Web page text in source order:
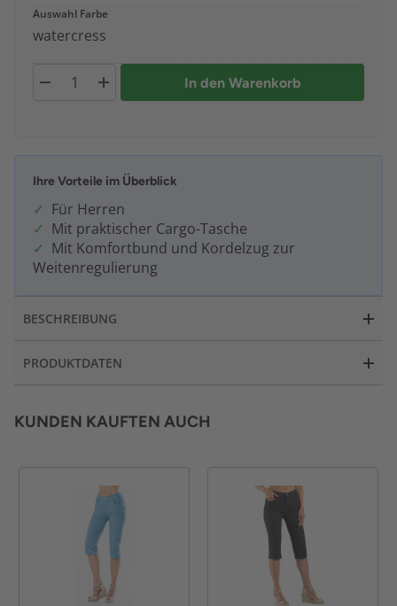
Auswahl Farbe
watercress
In den Warenkorb
Ihre Vorteile im Überblick
Für Herren
Mit praktischer Cargo-Tasche
Mit Komfortbund und Kordelzug zur
Weitenregulierung
BESCHREIBUNG
PRODUKTDATEN
KUNDEN KAUFTEN AUCH